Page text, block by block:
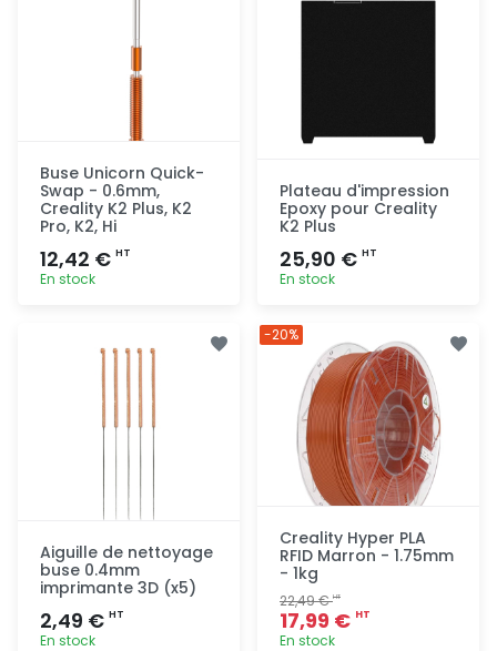
Buse Unicorn Quick-
Swap - 0.6mm,
Creality K2 Plus, K2
Pro, K2, Hi
12,42 € HT
En stock
rapide
Plateau d'impression
Epoxy pour Creality
K2 Plus
25,90 € HT
En stock
rapide
Aiguille de nettoyage
buse 0.4mm
imprimante 3D (x5)
2,49 € HT
En stock
Creality Hyper PLA
RFID Marron - 1.75mm
- 1kg
22,49 €HT
17,99 € HT
En stock
-20%